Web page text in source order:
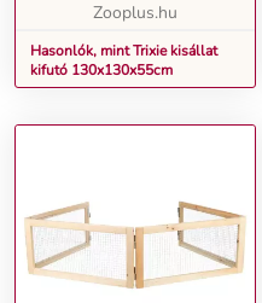
Zooplus.hu
Hasonlók, mint Trixie kisállat
kifutó 130x130x55cm